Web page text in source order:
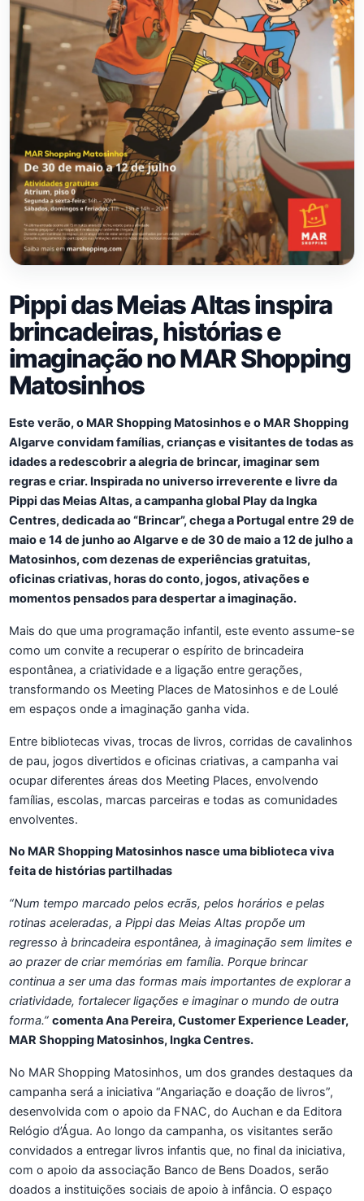
Pippi das Meias Altas inspira
brincadeiras, histórias e
imaginação no MAR Shopping
Matosinhos
Este verão, o MAR Shopping Matosinhos e o MAR Shopping
Algarve convidam famílias, crianças e visitantes de todas as
idades a redescobrir a alegria de brincar, imaginar sem
regras e criar. Inspirada no universo irreverente e livre da
Pippi das Meias Altas, a campanha global Play da Ingka
Centres, dedicada ao “Brincar”, chega a Portugal entre 29 de
maio e 14 de junho ao Algarve e de 30 de maio a 12 de julho a
Matosinhos, com dezenas de experiências gratuitas,
oficinas criativas, horas do conto, jogos, ativações e
momentos pensados para despertar a imaginação.
Mais do que uma programação infantil, este evento assume-se
como um convite a recuperar o espírito de brincadeira
espontânea, a criatividade e a ligação entre gerações,
transformando os Meeting Places de Matosinhos e de Loulé
em espaços onde a imaginação ganha vida.
Entre bibliotecas vivas, trocas de livros, corridas de cavalinhos
de pau, jogos divertidos e oficinas criativas, a campanha vai
ocupar diferentes áreas dos Meeting Places, envolvendo
famílias, escolas, marcas parceiras e todas as comunidades
envolventes.
No MAR Shopping Matosinhos nasce uma biblioteca viva
feita de histórias partilhadas
“Num tempo marcado pelos ecrãs, pelos horários e pelas
rotinas aceleradas, a Pippi das Meias Altas propõe um
regresso à brincadeira espontânea, à imaginação sem limites e
ao prazer de criar memórias em família. Porque brincar
continua a ser uma das formas mais importantes de explorar a
criatividade, fortalecer ligações e imaginar o mundo de outra
forma.” comenta Ana Pereira, Customer Experience Leader,
MAR Shopping Matosinhos, Ingka Centres.
No MAR Shopping Matosinhos, um dos grandes destaques da
campanha será a iniciativa “Angariação e doação de livros”,
desenvolvida com o apoio da FNAC, do Auchan e da Editora
Relógio d’Água. Ao longo da campanha, os visitantes serão
convidados a entregar livros infantis que, no final da iniciativa,
com o apoio da associação Banco de Bens Doados, serão
doados a instituições sociais de apoio à infância. O espaço